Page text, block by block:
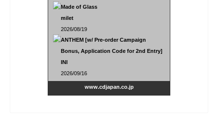
Made of Glass
milet
2026/08/19
ANTHEM [w/ Pre-order Campaign
Bonus, Application Code for 2nd Entry]
INI
2026/09/16
www.cdjapan.co.jp